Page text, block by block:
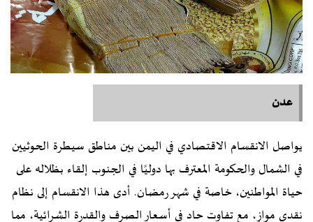
عدن
يواصل الانقسام الاقتصادي في اليمن بين مناطق سيطرة الحوثيين
في الشمال والحكومة المعترف بها دوليًا في الجنوب إلقاء بظلاله على
حياة المواطنين، خاصة في شهر رمضان. أدى هذا الانقسام إلى نظام
نقدي موازٍ، مع تفاوت حاد في أسعار الصرف والقدرة الشرائية، مما